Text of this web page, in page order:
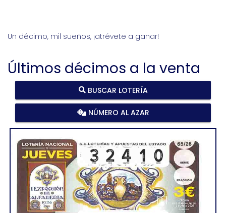
Un décimo, mil sueños, ¡atrévete a ganar!
Últimos décimos a la venta
BUSCAR LOTERÍA
NÚMERO AL AZAR